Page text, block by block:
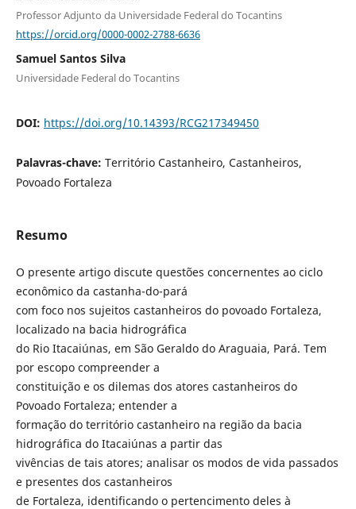
Professor Adjunto da Universidade Federal do Tocantins
https://orcid.org/0000-0002-2788-6636
Samuel Santos Silva
Universidade Federal do Tocantins
DOI: https://doi.org/10.14393/RCG217349450
Palavras-chave: Território Castanheiro, Castanheiros,
Povoado Fortaleza
Resumo
O presente artigo discute questões concernentes ao ciclo
econômico da castanha-do-pará
com foco nos sujeitos castanheiros do povoado Fortaleza,
localizado na bacia hidrográfica
do Rio Itacaiúnas, em São Geraldo do Araguaia, Pará. Tem
por escopo compreender a
constituição e os dilemas dos atores castanheiros do
Povoado Fortaleza; entender a
formação do território castanheiro na região da bacia
hidrográfica do Itacaiúnas a partir das
vivências de tais atores; analisar os modos de vida passados
e presentes dos castanheiros
de Fortaleza, identificando o pertencimento deles à